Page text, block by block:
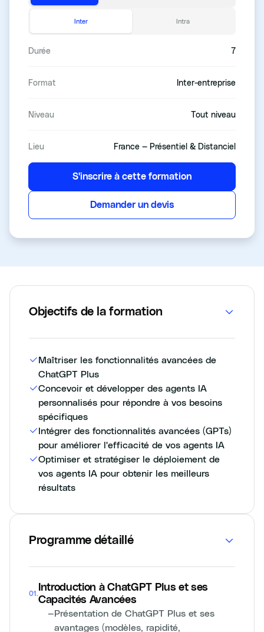
Inter Intra
Durée 7
Format Inter-entreprise
Niveau Tout niveau
Lieu France — Présentiel & Distanciel
S'inscrire à cette formation
Demander un devis
Objectifs de la formation
Maîtriser les fonctionnalités avancées de
ChatGPT Plus
Concevoir et développer des agents IA
personnalisés pour répondre à vos besoins
spécifiques
Intégrer des fonctionnalités avancées (GPTs)
pour améliorer l'efficacité de vos agents IA
Optimiser et stratégiser le déploiement de
vos agents IA pour obtenir les meilleurs
résultats
Programme détaillé
01 .
Introduction à ChatGPT Plus et ses
Capacités Avancées
—Présentation de ChatGPT Plus et ses
avantages (modèles, rapidité,